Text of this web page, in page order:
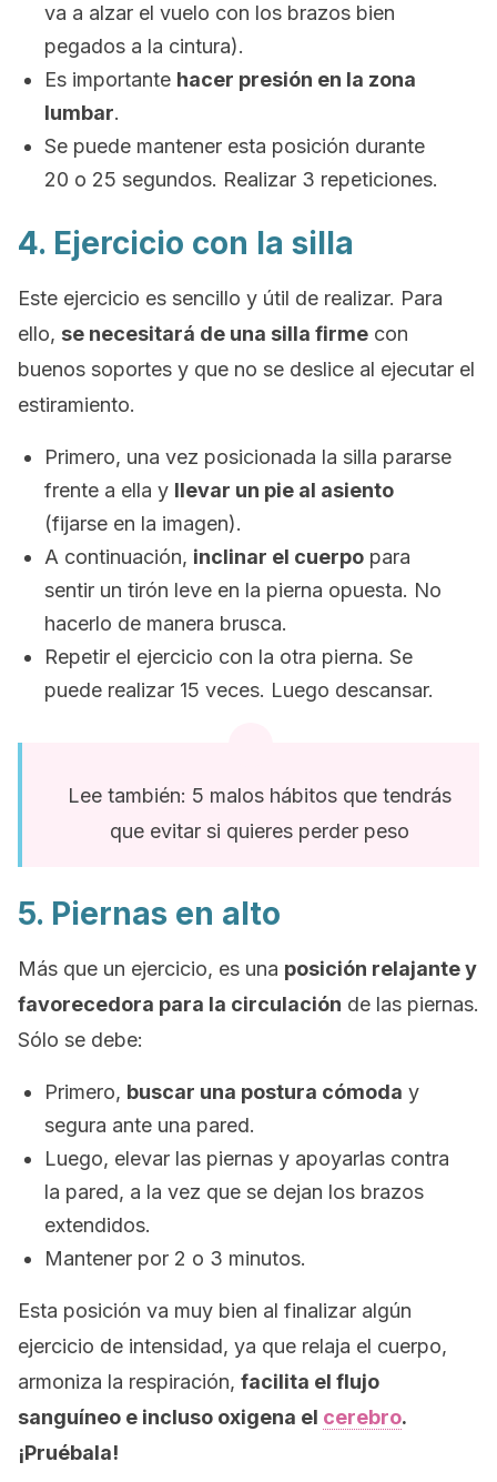
va a alzar el vuelo con los brazos bien
pegados a la cintura).
Es importante hacer presión en la zona
lumbar.
Se puede mantener esta posición durante
20 o 25 segundos. Realizar 3 repeticiones.
4. Ejercicio con la silla
Este ejercicio es sencillo y útil de realizar. Para
ello, se necesitará de una silla firme con
buenos soportes y que no se deslice al ejecutar el
estiramiento.
Primero, una vez posicionada la silla pararse
frente a ella y llevar un pie al asiento
(fijarse en la imagen).
A continuación, inclinar el cuerpo para
sentir un tirón leve en la pierna opuesta. No
hacerlo de manera brusca.
Repetir el ejercicio con la otra pierna. Se
puede realizar 15 veces. Luego descansar.
Lee también: 5 malos hábitos que tendrás
que evitar si quieres perder peso
5. Piernas en alto
Más que un ejercicio, es una posición relajante y
favorecedora para la circulación de las piernas.
Sólo se debe:
Primero, buscar una postura cómoda y
segura ante una pared.
Luego, elevar las piernas y apoyarlas contra
la pared, a la vez que se dejan los brazos
extendidos.
Mantener por 2 o 3 minutos.
Esta posición va muy bien al finalizar algún
ejercicio de intensidad, ya que relaja el cuerpo,
armoniza la respiración, facilita el flujo
sanguíneo e incluso oxigena el cerebro.
¡Pruébala!